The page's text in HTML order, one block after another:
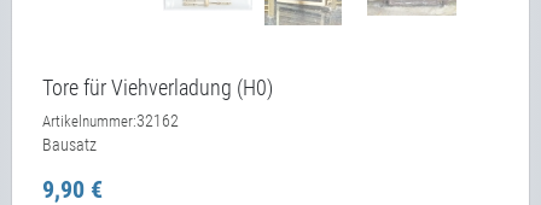
Tore für Viehverladung (H0)
Artikelnummer:32162
Bausatz
9,90 €